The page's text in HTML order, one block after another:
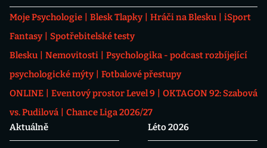
Moje Psychologie Blesk Tlapky Hráči na Blesku
iSport
Fantasy
Spotřebitelské testy
Blesku
Nemovitosti
Psychologika - podcast rozbíjející
psychologické mýty
Fotbalové přestupy
ONLINE
Eventový prostor Level 9
OKTAGON 92: Szabová
vs. Pudilová
Chance Liga 2026/27
Aktuálně
Léto 2026